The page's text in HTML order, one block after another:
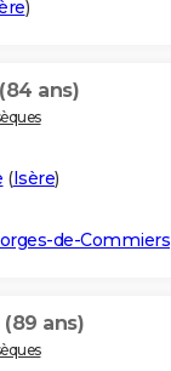
)
(84 ans)
(Isère)
de-Commiers
(89 ans)